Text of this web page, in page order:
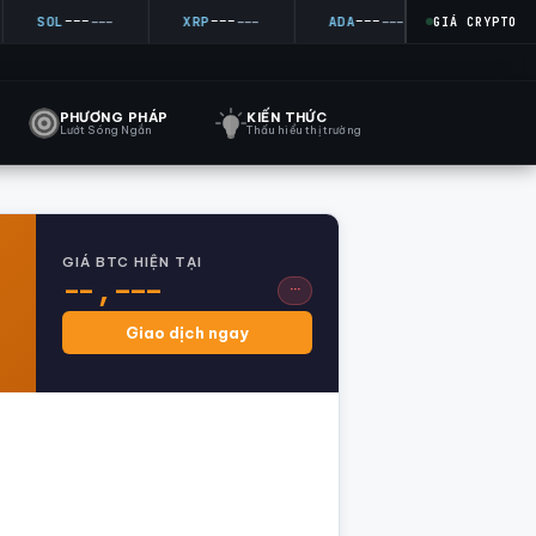
------ ------ ------ DOGE------
GIÁ CRYPTO
PHƯƠNG PHÁP
Lướt Sóng Ngắn
KIẾN THỨC
Thấu hiểu thị trường
GIÁ BTC HIỆN TẠI
--,--- ···
Giao dịch ngay